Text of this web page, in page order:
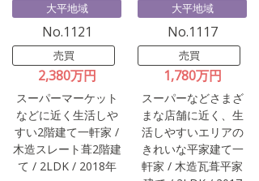
大平地域
No.1121
売買
2,380万円
スーパーマーケット
などに近く生活しや
すい2階建て一軒家 /
木造スレート葺2階建
て / 2LDK / 2018年
大平地域
No.1117
売買
1,780万円
スーパーなどさまざ
まな店舗に近く、生
活しやすいエリアの
きれいな平家建て一
軒家 / 木造瓦葺平家